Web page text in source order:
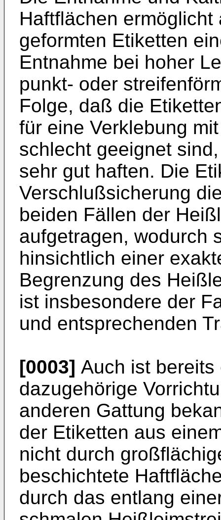
Haftflächen
geformten Etiketten
Entnahme bei hoher
punkt- oder
Folge, daß die
für eine Verklebung
schlecht geeignet
sehr gut haften. Die
Verschlußsicherung
beiden Fällen der
aufgetragen, wodurch
hinsichtlich einer
Begrenzung des
ist insbesondere der
und entsprechenden
[0003] Auch ist
dazugehörige
anderen Gattung
der Etiketten aus
nicht durch
beschichtete
durch das entlang